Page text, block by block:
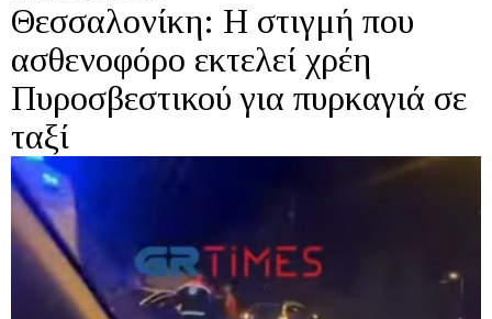
Θεσσαλονίκη: Η στιγμή που
ασθενοφόρο εκτελεί χρέη
Πυροσβεστικού για πυρκαγιά σε
ταξί